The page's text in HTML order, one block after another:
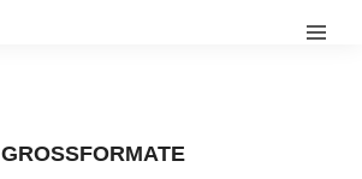
GROSSFORMATE